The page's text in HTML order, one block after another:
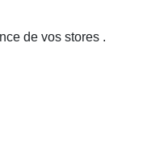
de vos stores .